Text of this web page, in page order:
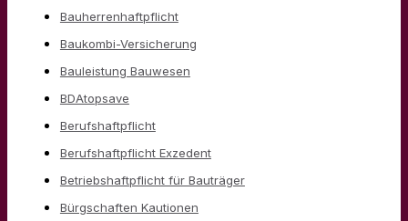
Bauherrenhaftpflicht
Baukombi-Versicherung
Bauleistung Bauwesen
BDAtopsave
Berufshaftpflicht
Berufshaftpflicht Exzedent
Betriebshaftpflicht für Bauträger
Bürgschaften Kautionen